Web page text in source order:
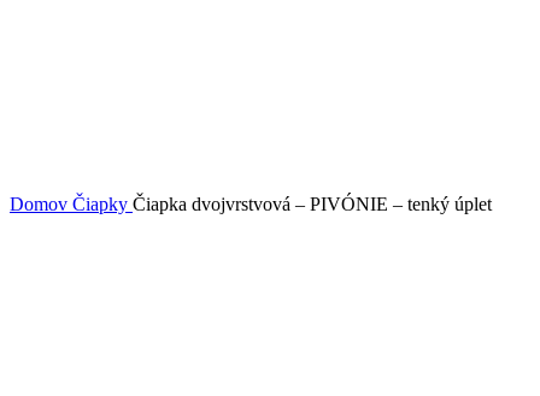
Domov Čiapky Čiapka dvojvrstvová – PIVÓNIE – tenký úplet